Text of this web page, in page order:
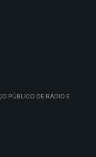
PÚBLICO DE RÁDIO E